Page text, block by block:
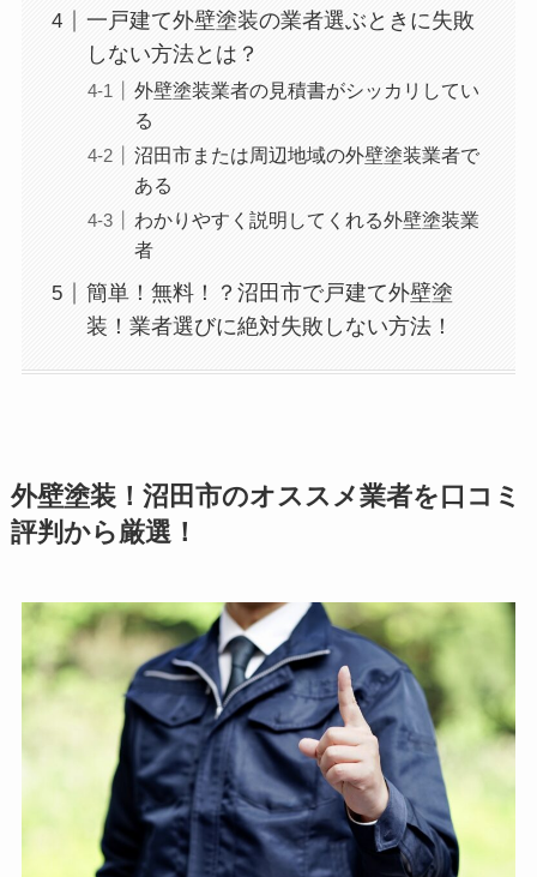
一戸建て外壁塗装の業者選ぶときに失敗
しない方法とは？
外壁塗装業者の見積書がシッカリしてい
る
沼田市または周辺地域の外壁塗装業者で
ある
わかりやすく説明してくれる外壁塗装業
者
簡単！無料！？沼田市で戸建て外壁塗
装！業者選びに絶対失敗しない方法！
外壁塗装！沼田市のオススメ業者を口コミ
評判から厳選！